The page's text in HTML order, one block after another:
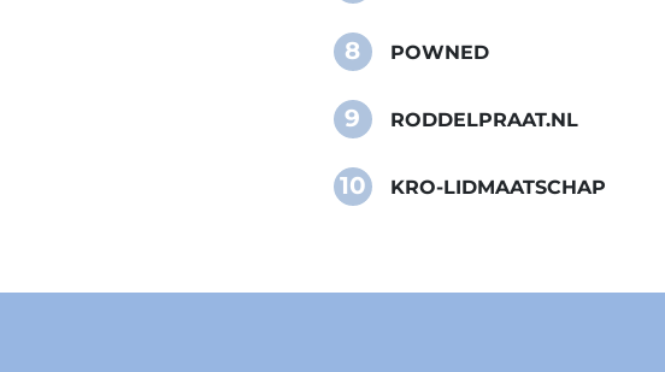
8 POWNED
9 RODDELPRAAT.NL
10 KRO-LIDMAATSCHAP